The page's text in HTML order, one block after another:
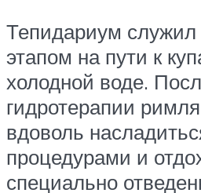
Тепидариум
этапом на пути к
холодной воде.
гидротерапии
вдоволь
процедурами и
специально